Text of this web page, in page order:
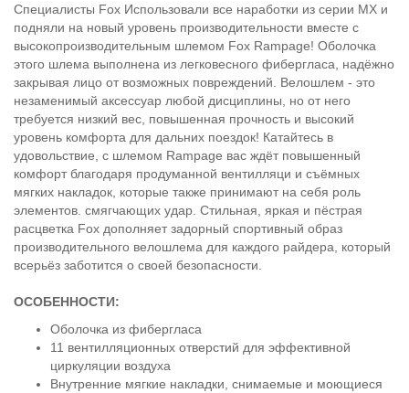
Специалисты Fox Использовали все наработки из серии MX и
подняли на новый уровень производительности вместе с
высокопроизводительным шлемом Fox Rampage! Оболочка
этого шлема выполнена из легковесного фибергласа, надёжно
закрывая лицо от возможных повреждений. Велошлем - это
незаменимый аксессуар любой дисциплины, но от него
требуется низкий вес, повышенная прочность и высокий
уровень комфорта для дальних поездок! Катайтесь в
удовольствие, с шлемом Rampage вас ждёт повышенный
комфорт благодаря продуманной вентилляци и съёмных
мягких накладок, которые также принимают на себя роль
элементов. смягчающих удар. Стильная, яркая и пёстрая
расцветка Fox дополняет задорный спортивный образ
производительного велошлема для каждого райдера, который
всерьёз заботится о своей безопасности.
ОСОБЕННОСТИ:
Оболочка из фибергласа
11 вентилляционных отверстий для эффективной
циркуляции воздуха
Внутренние мягкие накладки, снимаемые и моющиеся